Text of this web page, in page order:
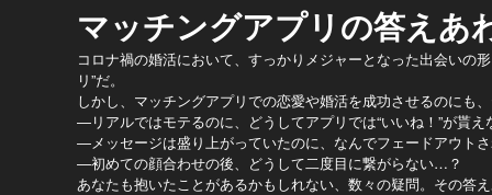
マッチングアプリの答えあ
コロナ禍の婚活において、すっかりメジャーとなった出会いの
リ”だ。
しかし、マッチングアプリでの恋愛や婚活を成功させるのにも
―リアルではモテるのに、どうしてアプリでは“いいね！”が貰え
―メッセージは盛り上がっていたのに、なんでフェードアウト
―初めての顔合わせの後、どうして二度目に繋がらない…？
あなたも抱いたことがあるかもしれない、数々の疑問。その答